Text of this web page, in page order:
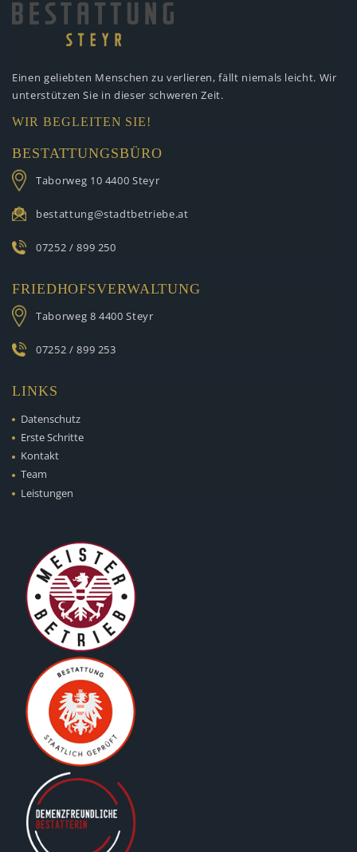
Einen geliebten Menschen zu verlieren, fällt niemals leicht. Wir
unterstützen Sie in dieser schweren Zeit.
WIR BEGLEITEN SIE!
BESTATTUNGSBÜRO
Taborweg 10 4400 Steyr
bestattung@stadtbetriebe.at
07252 / 899 250
FRIEDHOFSVERWALTUNG
Taborweg 8 4400 Steyr
07252 / 899 253
LINKS
Datenschutz
Erste Schritte
Kontakt
Team
Leistungen